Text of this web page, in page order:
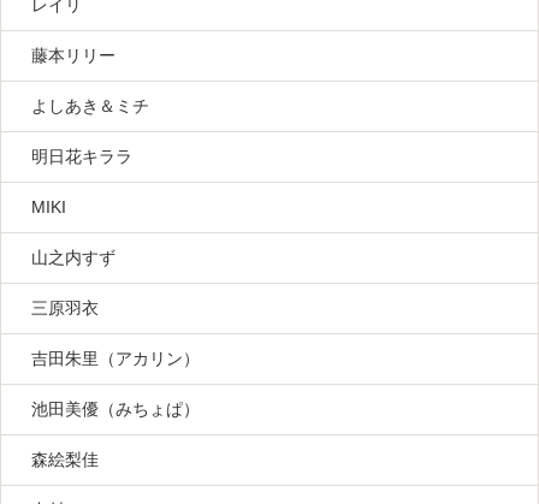
レイリ
藤本リリー
よしあき＆ミチ
明日花キララ
MIKI
山之内すず
三原羽衣
吉田朱里（アカリン）
池田美優（みちょぱ）
森絵梨佳